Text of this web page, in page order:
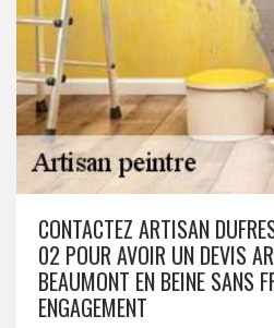
CONTACTEZ ARTISAN
02 POUR AVOIR UN DEVIS
BEAUMONT EN BEINE SANS
ENGAGEMENT